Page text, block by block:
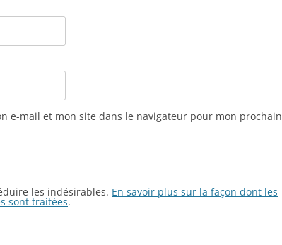
e-mail et mon site dans le navigateur pour mon prochain
les indésirables. En savoir plus sur la façon dont les
sont traitées.